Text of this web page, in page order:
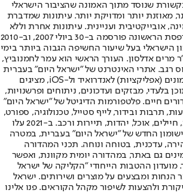
שנוסד מתוך האמונה שהציבור הישראלי
מאוזנת יותר ומדויקת יותר. עיתונות שמדברת
אובייקטיבית ועניינית. עיתונות אחרת וללא
תשלום. המהדורה המודפסת הראשונה פורסמה ב-30 ביולי 2007, וב-2010
הישראלי בעל שיעור החשיפה הגבוה ביותר בימי
מרים אדלסון. העורך הראשי הוא עמר לחמנוביץ,
רגב. אתרי האינטרנט של "ישראל היום" בעברית
ובאנגלית, כמו כן היישומונים (אפליקציות) לאנדרואיד ול-iOS, מציגים
בלעדי, מבזקים ועדכונים, ניתוחים ופרשנויות,
חיים. פלטפורמות הדיגיטל של "ישראל היום"
תרבות ובידור, לייף סטייל, טכנולוגיה, ספורט,
כלכלה וצרכנות, בריאות, חיילים, אוכל, יהדות, תיירות ורכב. ב-2021 עלו
החדש של "ישראל היום" בעברית, במטרה
עדכנית, בטוחה ונוחה. תכני המהדורה
גם באתר, במהדורה יומית מקוונת, ואפשר
מועדון ההטבות הייחודי "הקליקה של ישראל
הנחות ומבצעים על מוצרים ושירותים. ישראל
ולהצעות לשיפור מקהל הקוראים. פנו אלינו